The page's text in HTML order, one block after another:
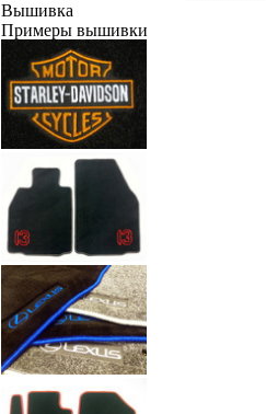
Вышивка
Примеры вышивки